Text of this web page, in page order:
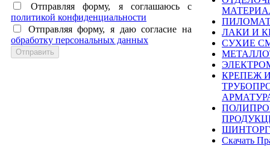
Отправляя форму, я соглашаюсь c
политикой конфиденциальности
Отправляя форму, я даю согласие на
обработку персональных данных
ЛАКИ И
СУХИЕ
КРЕПЕЖ
ШИНТОРГ
Скачать